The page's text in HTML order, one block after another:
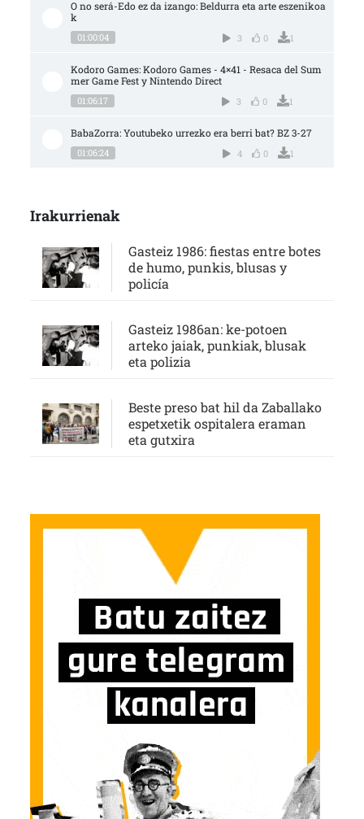
O no será-Edo ez da izango: Beldurra eta arte eszenikoa
k
01:00:04 3 0 1
Kodoro Games: Kodoro Games - 4×41 - Resaca del Sum
mer Game Fest y Nintendo Direct
01:06:17 3 0 1
BabaZorra: Youtubeko urrezko era berri bat? BZ 3-27
01:06:24 4 0 1
Irakurrienak
Gasteiz 1986: fiestas entre botes
de humo, punkis, blusas y
policía
Gasteiz 1986an: ke-potoen
arteko jaiak, punkiak, blusak
eta polizia
Beste preso bat hil da Zaballako
espetxetik ospitalera eraman
eta gutxira